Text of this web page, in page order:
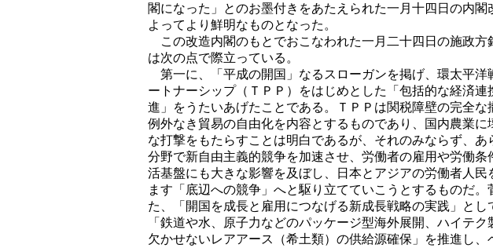
閣になった」とのお墨付きをあたえられた一月十四日の内閣
よってより鮮明なものとなった。
この改造内閣のもとでおこなわれた一月二十四日の施政方
は次の点で際立っている。
第一に、「平成の開国」なるスローガンを掲げ、環太平洋
ートナーシップ（ＴＰＰ）をはじめとした「包括的な経済連
進」をうたいあげたことである。ＴＰＰは関税障壁の完全な
例外なき貿易の自由化を内容とするものであり、国内農業に
な打撃をもたらすことは明白であるが、それのみならず、あ
分野で新自由主義的競争を加速させ、労働者の雇用や労働条
活基盤にも大きな影響を及ぼし、日本とアジアの労働者人民
ます「底辺への競争」へと駆り立てていこうとするものだ。
た、「開国を成長と雇用につなげる新成長戦略の実践」とし
「鉄道や水、原子力などのパッケージ型海外展開、ハイテク
欠かせないレアアース（希土類）の供給源確保」を推進し、